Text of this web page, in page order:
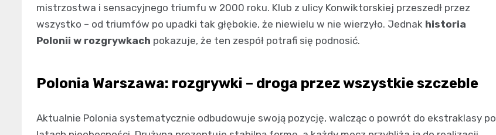
mistrzostwa i sensacyjnego triumfu w 2000 roku. Klub z ulicy Konwiktorskiej przeszedł przez
wszystko – od triumfów po upadki tak głębokie, że niewielu w nie wierzyło. Jednak historia
Polonii w rozgrywkach pokazuje, że ten zespół potrafi się podnosić.
Polonia Warszawa: rozgrywki – droga przez wszystkie szczeble
Aktualnie Polonia systematycznie odbudowuje swoją pozycję, walcząc o powrót do ekstraklasy po